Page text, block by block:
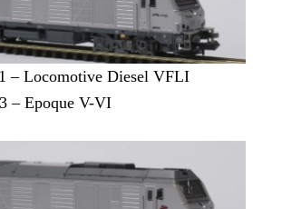
– Locomotive Diesel VFLI
– Epoque V-VI